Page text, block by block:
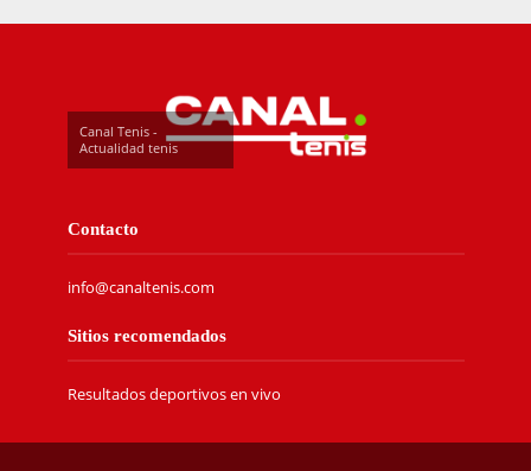
Canal Tenis -
Actualidad tenis
Contacto
info@canaltenis.com
Sitios recomendados
Resultados deportivos en vivo